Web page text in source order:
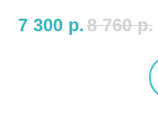
7 300 р.8 760 р.